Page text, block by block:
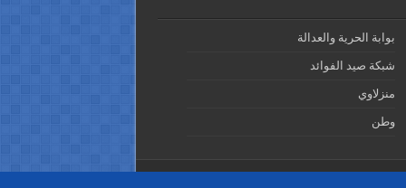
بوابة الحرية والعدالة
شبكة صيد الفوائد
منزلاوي
وطن